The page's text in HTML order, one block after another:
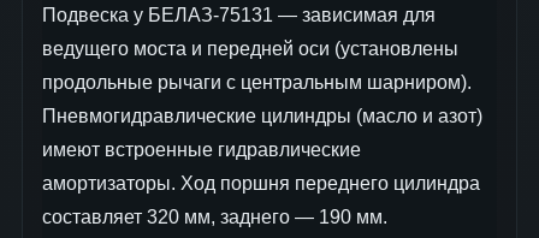
Подвеска у БЕЛАЗ-75131 — зависимая для
ведущего моста и передней оси (установлены
продольные рычаги с центральным шарниром).
Пневмогидравлические цилиндры (масло и азот)
имеют встроенные гидравлические
амортизаторы. Ход поршня переднего цилиндра
составляет 320 мм, заднего — 190 мм.